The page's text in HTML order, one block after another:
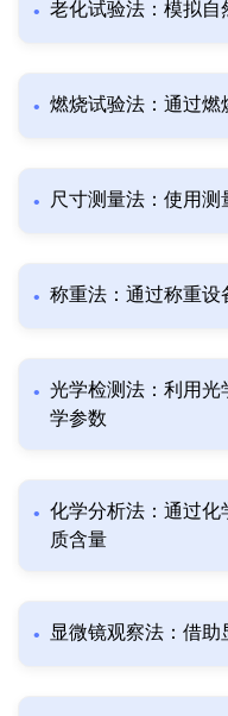
老化试验法：模拟自
燃烧试验法：通过燃
尺寸测量法：使用
称重法：通过称重设
光学检测法：利用光
学参数
化学分析法：通过化
质含量
显微镜观察法：借